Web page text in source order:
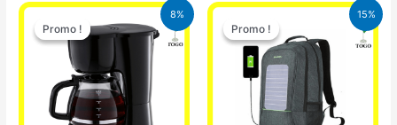
8%
Promo !
Promo !
Le
prix
initial
25.000 CFA.
Le
prix
actuel
est :
23.000 CFA.
15%
Promo !
Promo !
Le
prix
initial
était :
29.500 CFA.
Le
prix
actuel